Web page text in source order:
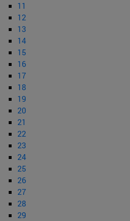
11
12
13
14
15
16
17
18
19
20
21
22
23
24
25
26
27
28
29